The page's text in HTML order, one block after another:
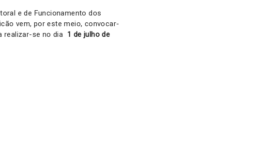
e de Funcionamento dos
vem, por este meio, convocar-
realizar-se no dia 1 de julho de